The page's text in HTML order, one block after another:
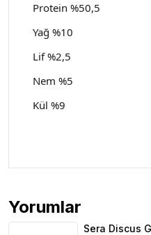
Protein %50,5
Yağ %10
Lif %2,5
Nem %5
Kül %9
Yorumlar
Sera Discus Granules
Sera Discus